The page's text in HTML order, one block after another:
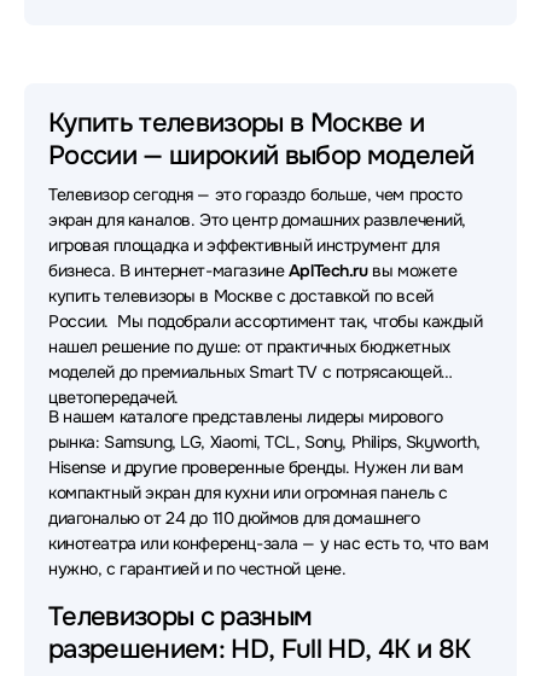
Телевизоры Shivaki Телевизоры Artel
Телевизоры Sony Телевизоры Dreame
Телевизоры Philips Телевизоры Hikers
Телевизоры Kuppersberg Телевизоры Harper
Телевизоры Viomi Телевизоры Aiwa
Телевизоры HP
Телевизоры KIVI Телевизоры Sber
Телевизоры Irbis Телевизоры Raskat
Телевизоры Витязь Телевизоры Skyland
Телевизоры Qwatt Телевизоры Rombica
Купить телевизоры в Москве и
России — широкий выбор моделей
Телевизор сегодня — это гораздо больше, чем просто
экран для каналов. Это центр домашних развлечений,
игровая площадка и эффективный инструмент для
бизнеса. В интернет-магазинеAplTech.ruвы можете
купить телевизоры в Москве с доставкой по всей
России. Мы подобрали ассортимент так, чтобы каждый
нашел решение по душе: от практичных бюджетных
моделей до премиальных Smart TV с потрясающей
цветопередачей.
В нашем каталоге представлены лидеры мирового
рынка: Samsung, LG, Xiaomi, TCL, Sony, Philips, Skyworth,
Hisense и другие проверенные бренды. Нужен ли вам
компактный экран для кухни или огромная панель с
диагональю от 24 до 110 дюймов для домашнего
кинотеатра или конференц-зала — у нас есть то, что вам
нужно, с гарантией и по честной цене.
Телевизоры с разным
разрешением: HD, Full HD, 4K и 8K